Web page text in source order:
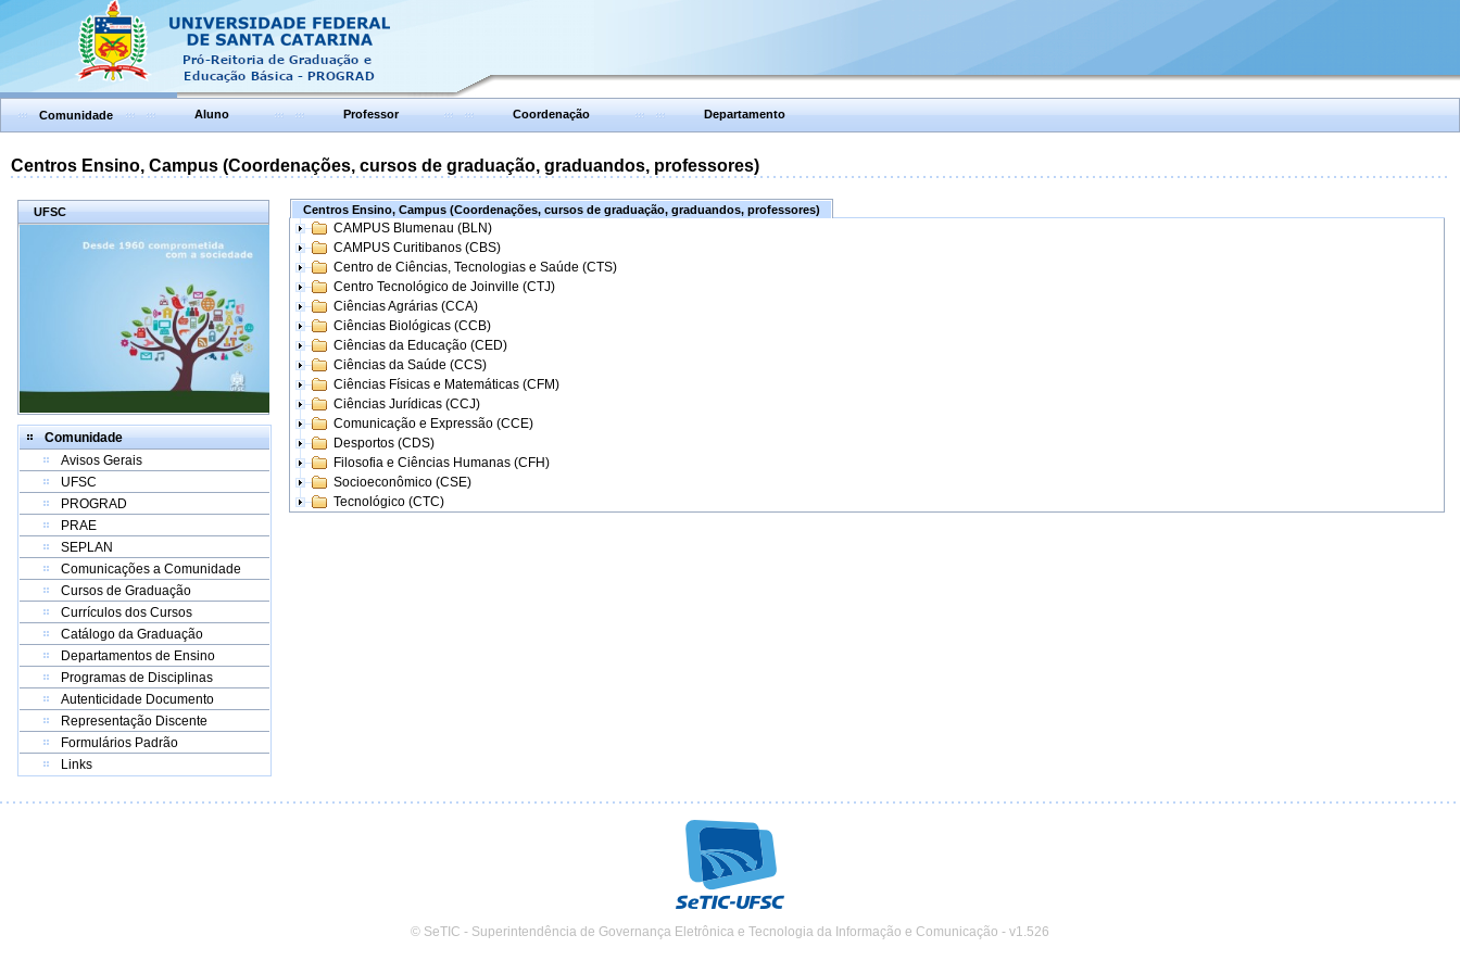
Comunidade Aluno Professor Coordenação Departamento
Centros Ensino, Campus (Coordenações, cursos de graduação, graduandos, professores)
UFSC
Comunidade
Avisos Gerais
UFSC
PROGRAD
PRAE
SEPLAN
Comunicações a Comunidade
Cursos de Graduação
Currículos dos Cursos
Catálogo da Graduação
Departamentos de Ensino
Programas de Disciplinas
Autenticidade Documento
Representação Discente
Formulários Padrão
Links
Centros Ensino, Campus (Coordenações, cursos de graduação, graduandos, professores)
CAMPUS Blumenau (BLN)
CAMPUS Curitibanos (CBS)
Centro de Ciências, Tecnologias e Saúde (CTS)
Centro Tecnológico de Joinville (CTJ)
Ciências Agrárias (CCA)
Ciências Biológicas (CCB)
Ciências da Educação (CED)
Ciências da Saúde (CCS)
Ciências Físicas e Matemáticas (CFM)
Ciências Jurídicas (CCJ)
Comunicação e Expressão (CCE)
Desportos (CDS)
Filosofia e Ciências Humanas (CFH)
Socioeconômico (CSE)
Tecnológico (CTC)
© SeTIC - Superintendência de Governança Eletrônica e Tecnologia da Informação e Comunicação - v1.526